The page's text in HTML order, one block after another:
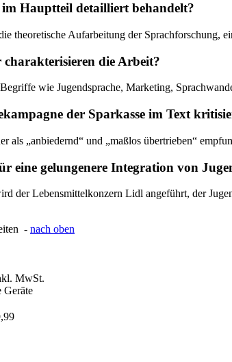
Hauptteil detailliert behandelt?
theoretische Aufarbeitung der Sprachforschung,
charakterisieren die Arbeit?
wie Jugendsprache, Marketing,
der Sparkasse im Text
als „anbiedernd“ und „maßlos übertrieben“
eine gelungenere Integration von
der Lebensmittelkonzern Lidl angeführt, der
- nach oben
MwSt.
Geräte